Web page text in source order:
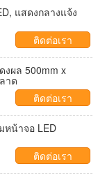
แสดงกลางแจ้ง
ติดต่อเรา
งผล 500mm x
าด
ติดต่อเรา
หน้าจอ LED
ติดต่อเรา